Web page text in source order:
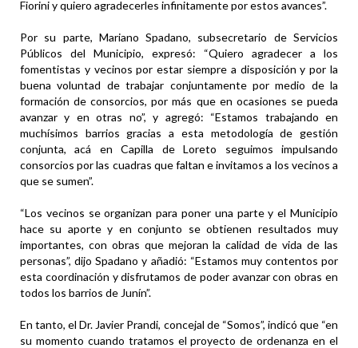
Fiorini y quiero agradecerles infinitamente por estos avances”.
Por su parte, Mariano Spadano, subsecretario de Servicios
Públicos del Municipio, expresó: “Quiero agradecer a los
fomentistas y vecinos por estar siempre a disposición y por la
buena voluntad de trabajar conjuntamente por medio de la
formación de consorcios, por más que en ocasiones se pueda
avanzar y en otras no”, y agregó: “Estamos trabajando en
muchísimos barrios gracias a esta metodología de gestión
conjunta, acá en Capilla de Loreto seguimos impulsando
consorcios por las cuadras que faltan e invitamos a los vecinos a
que se sumen”.
“Los vecinos se organizan para poner una parte y el Municipio
hace su aporte y en conjunto se obtienen resultados muy
importantes, con obras que mejoran la calidad de vida de las
personas”, dijo Spadano y añadió: “Estamos muy contentos por
esta coordinación y disfrutamos de poder avanzar con obras en
todos los barrios de Junín”.
En tanto, el Dr. Javier Prandi, concejal de “Somos”, indicó que “en
su momento cuando tratamos el proyecto de ordenanza en el